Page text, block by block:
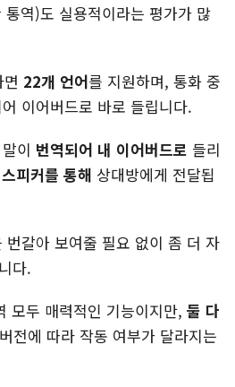
통역)도 실용적이라는 평가가 많
22개 언어를 지원하며, 통화 중
이어버드로 바로 들립니다.
이 번역되어 내 이어버드로 들리
피커를 통해 상대방에게 전달됩
번갈아 보여줄 필요 없이 좀 더 자
다.
모두 매력적인 기능이지만, 둘 다
전에 따라 작동 여부가 달라지는